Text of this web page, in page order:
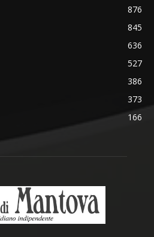
876
845
636
527
386
373
166